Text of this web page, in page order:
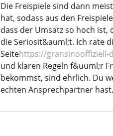
Die Freispiele sind dann
hat, sodass aus den
dass der Umsatz so hoch
die Seriosit&auml;t. Ich rate
Seitehttps://gransinooffiziell-
und klaren Regeln f&uuml;r
bekommst, sind ehrlich. Du
echten Ansprechpartner